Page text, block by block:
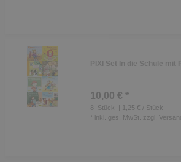
PIXI Set In die Schule mit
10,00 € *
8 Stück
| 1,25 € / Stück
* inkl. ges. MwSt. zzgl.